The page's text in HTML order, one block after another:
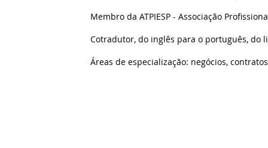
Membro da ATPIESP - Associação
Cotradutor, do inglês para o português, do
Áreas de especialização: negócios,